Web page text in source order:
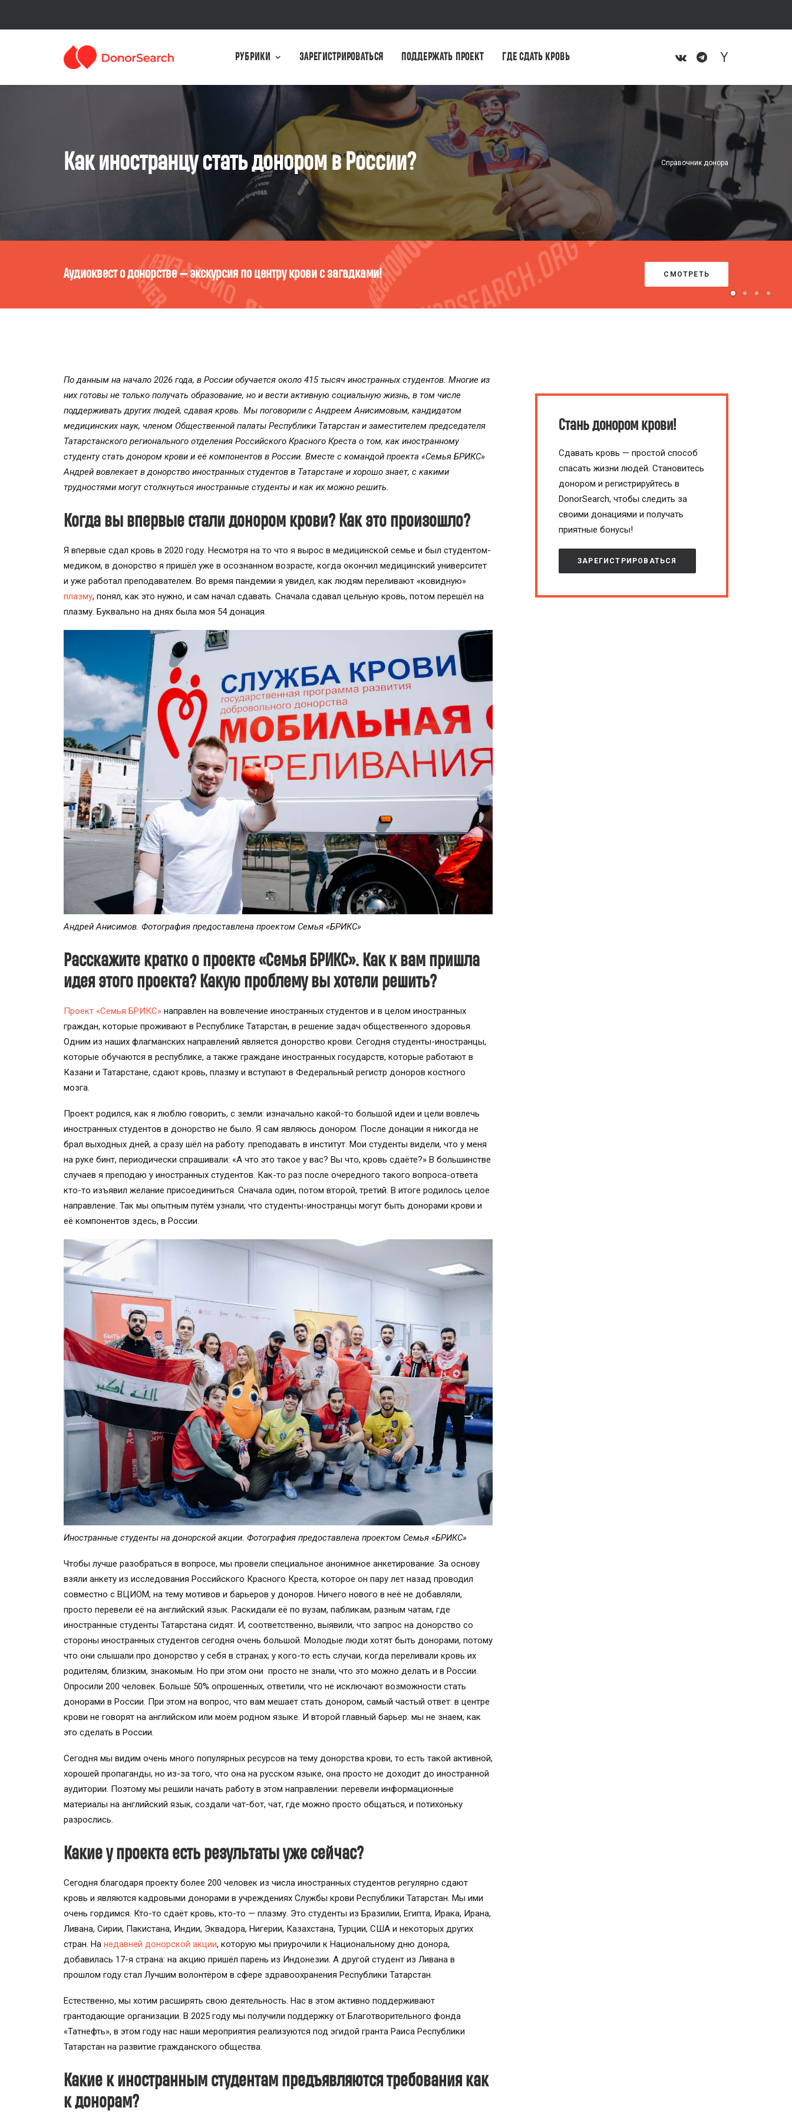
РУБРИКИ ЗАРЕГИСТРИРОВАТЬСЯ ПОДДЕРЖАТЬ ПРОЕКТ ГДЕ СДАТЬ КРОВЬ
Как иностранцу стать донором в России? Справочник донора
Кто ты есть в мире компонентов крови? Пройди тест и узнай! ПРОЙТИ ТЕСТ
По данным на начало 2026 года, в России обучается около 415 тысяч иностранных студентов. Многие из
них готовы не только получать образование, но и вести активную социальную жизнь, в том числе
поддерживать других людей, сдавая кровь. Мы поговорили с Андреем Анисимовым, кандидатом
медицинских наук, членом Общественной палаты Республики Татарстан и заместителем председателя
Татарстанского регионального отделения Российского Красного Креста о том, как иностранному
студенту стать донором крови и её компонентов в России. Вместе с командой проекта «Семья БРИКС»
Андрей вовлекает в донорство иностранных студентов в Татарстане и хорошо знает, с какими
трудностями могут столкнуться иностранные студенты и как их можно решить.
Когда вы впервые стали донором крови? Как это произошло?
Я впервые сдал кровь в 2020 году. Несмотря на то что я вырос в медицинской семье и был студентом-
медиком, в донорство я пришёл уже в осознанном возрасте, когда окончил медицинский университет
и уже работал преподавателем. Во время пандемии я увидел, как людям переливают «ковидную»
плазму, понял, как это нужно, и сам начал сдавать. Сначала сдавал цельную кровь, потом перешёл на
плазму. Буквально на днях была моя 54 донация.
Андрей Анисимов. Фотография предоставлена проектом Семья «БРИКС»
Расскажите кратко о проекте «Семья БРИКС». Как к вам пришла
идея этого проекта? Какую проблему вы хотели решить?
Проект «Семья БРИКС» направлен на вовлечение иностранных студентов и в целом иностранных
граждан, которые проживают в Республике Татарстан, в решение задач общественного здоровья.
Одним из наших флагманских направлений является донорство крови. Сегодня студенты-иностранцы,
которые обучаются в республике, а также граждане иностранных государств, которые работают в
Казани и Татарстане, сдают кровь, плазму и вступают в Федеральный регистр доноров костного
мозга.
Проект родился, как я люблю говорить, с земли: изначально какой-то большой идеи и цели вовлечь
иностранных студентов в донорство не было. Я сам являюсь донором. После донации я никогда не
брал выходных дней, а сразу шёл на работу: преподавать в институт. Мои студенты видели, что у меня
на руке бинт, периодически спрашивали: «А что это такое у вас? Вы что, кровь сдаёте?» В большинстве
случаев я преподаю у иностранных студентов. Как-то раз после очередного такого вопроса-ответа
кто-то изъявил желание присоединиться. Сначала один, потом второй, третий. В итоге родилось целое
направление. Так мы опытным путём узнали, что студенты-иностранцы могут быть донорами крови и
её компонентов здесь, в России.
Иностранные студенты на донорской акции. Фотография предоставлена проектом Семья «БРИКС»
Чтобы лучше разобраться в вопросе, мы провели специальное анонимное анкетирование. За основу
взяли анкету из исследования Российского Красного Креста, которое он пару лет назад проводил
совместно с ВЦИОМ, на тему мотивов и барьеров у доноров. Ничего нового в неё не добавляли,
просто перевели её на английский язык. Раскидали её по вузам, пабликам, разным чатам, где
иностранные студенты Татарстана сидят. И, соответственно, выявили, что запрос на донорство со
стороны иностранных студентов сегодня очень большой. Молодые люди хотят быть донорами, потому
что они слышали про донорство у себя в странах; у кого-то есть случаи, когда переливали кровь их
родителям, близким, знакомым. Но при этом они просто не знали, что это можно делать и в России.
Опросили 200 человек. Больше 50% опрошенных, ответили, что не исключают возможности стать
донорами в России. При этом на вопрос, что вам мешает стать донором, самый частый ответ: в центре
крови не говорят на английском или моём родном языке. И второй главный барьер: мы не знаем, как
это сделать в России.
Сегодня мы видим очень много популярных ресурсов на тему донорства крови, то есть такой активной,
хорошей пропаганды, но из-за того, что она на русском языке, она просто не доходит до иностранной
аудитории. Поэтому мы решили начать работу в этом направлении: перевели информационные
материалы на английский язык, создали чат-бот, чат, где можно просто общаться, и потихоньку
разрослись.
Какие у проекта есть результаты уже сейчас?
Сегодня благодаря проекту более 200 человек из числа иностранных студентов регулярно сдают
кровь и являются кадровыми донорами в учреждениях Службы крови Республики Татарстан. Мы ими
очень гордимся. Кто-то сдаёт кровь, кто-то — плазму. Это студенты из Бразилии, Египта, Ирака, Ирана,
Ливана, Сирии, Пакистана, Индии, Эквадора, Нигерии, Казахстана, Турции, США и некоторых других
стран. На недавней донорской акции, которую мы приурочили к Национальному дню донора,
добавилась 17-я страна: на акцию пришёл парень из Индонезии. А другой студент из Ливана в
прошлом году стал Лучшим волонтёром в сфере здравоохранения Республики Татарстан.
Естественно, мы хотим расширять свою деятельность. Нас в этом активно поддерживают
грантодающие организации. В 2025 году мы получили поддержку от Благотворительного фонда
«Татнефть», в этом году нас наши мероприятия реализуются под эгидой гранта Раиса Республики
Татарстан на развитие гражданского общества.
Какие к иностранным студентам предъявляются требования как
к донорам?
Стань донором крови!
Сдавать кровь — простой способ
спасать жизни людей. Становитесь
донором и регистрируйтесь в
DonorSearch, чтобы следить за
своими донациями и получать
приятные бонусы!
ЗАРЕГИСТРИРОВАТЬСЯ